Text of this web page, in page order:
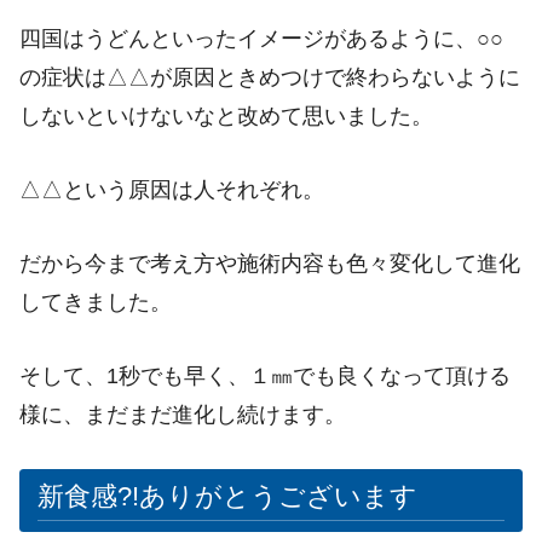
四国はうどんといったイメージがあるように、○○
の症状は△△が原因ときめつけで終わらないように
しないといけないなと改めて思いました。
△△という原因は人それぞれ。
だから今まで考え方や施術内容も色々変化して進化
してきました。
そして、1秒でも早く、１㎜でも良くなって頂ける
様に、まだまだ進化し続けます。
新食感?!ありがとうございます